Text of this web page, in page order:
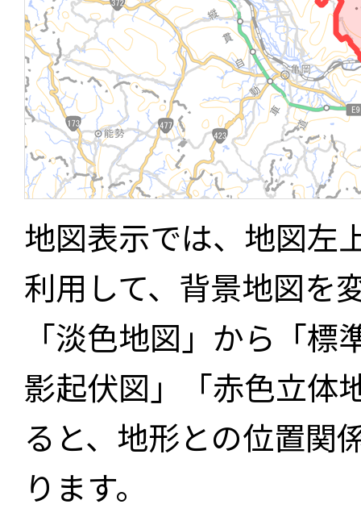
地図表示では、地図左
利用して、背景地図を
「淡色地図」から「
影起伏図」「赤色立体
ると、地形との位置関
ります。